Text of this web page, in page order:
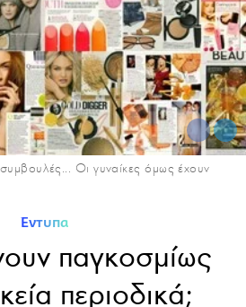
Οι γυναίκες όμως έχουν
Έντυπα
παγκοσμίως
περιοδικά;